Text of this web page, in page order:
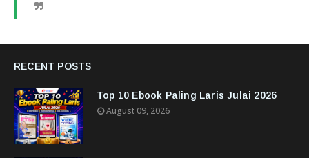
RECENT POSTS
Top 10 Ebook Paling Laris Julai 2026
August 09, 2026